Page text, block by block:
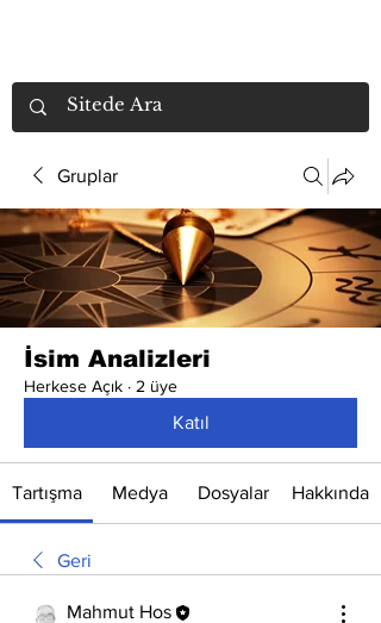
Gruplar
İsim Analizleri
Herkese Açık · 2 üye
Katıl
Tartışma Medya Dosyalar Hakkında
Geri
Mahmut Hos